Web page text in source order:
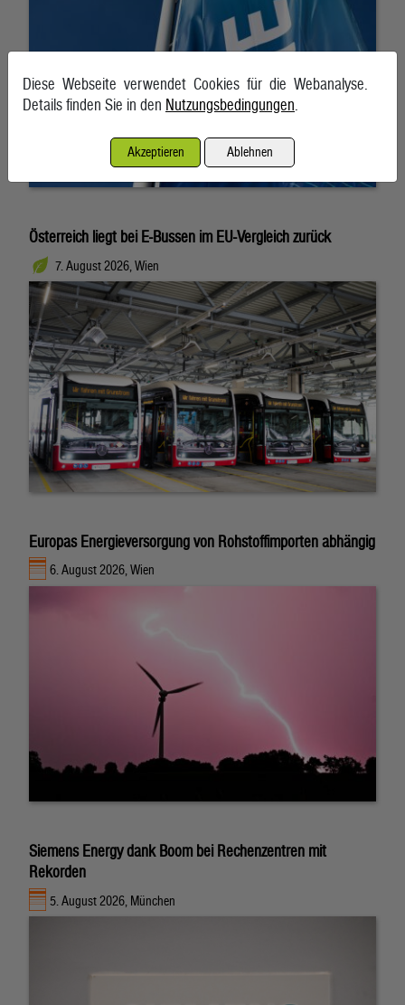
Österreich liegt bei E-Bussen im EU-Vergleich zurück
7. August 2026, Wien
Europas Energieversorgung von Rohstoffimporten abhängig
6. August 2026, Wien
Siemens Energy dank Boom bei Rechenzentren mit
Rekorden
5. August 2026, München
Diese Webseite verwendet Cookies für die Webanalyse.
Details finden Sie in den Nutzungsbedingungen.
Akzeptieren Ablehnen